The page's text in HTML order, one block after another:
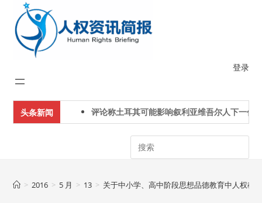
content
登录
头条新闻 评论称土耳其可能影响叙利亚维吾尔人下一代身
Search
> 2016 > 5 月 > 13 > 关于中小学、高中阶段思想品德教育中人权教